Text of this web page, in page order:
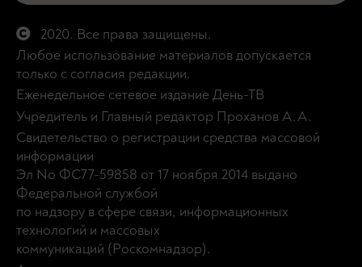
2020. Все права защищены.
Любое использование материалов допускается
только с согласия редакции.
Еженедельное сетевое издание День-ТВ
Учредитель и Главный редактор Проханов А.А.
Свидетельство о регистрации средства массовой
информации
Эл No ФС77-59858 от 17 ноября 2014 выдано
Федеральной службой
по надзору в сфере связи, информационных
технологий и массовых
коммуникаций (Роскомнадзор).